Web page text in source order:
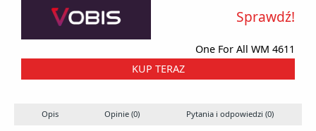
One For All WM 4611
Sprawdź!
KUP TERAZ
Opis Opinie (0) Pytania i odpowiedzi (0)